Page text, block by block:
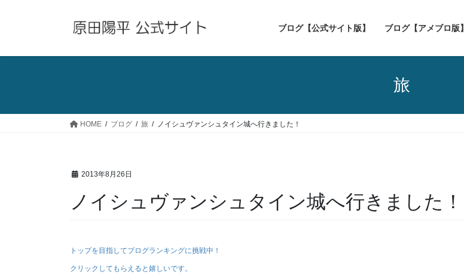
ブログ【公式サイト版】 ブログ【アメブロ版】
旅
HOME ブログ 旅 ノイシュヴァンシュタイン城へ行きました！
2013年8月26日
ノイシュヴァンシュタイン城へ行きました！
トップを目指してブログランキングに挑戦中！
クリックしてもらえると嬉しいです。